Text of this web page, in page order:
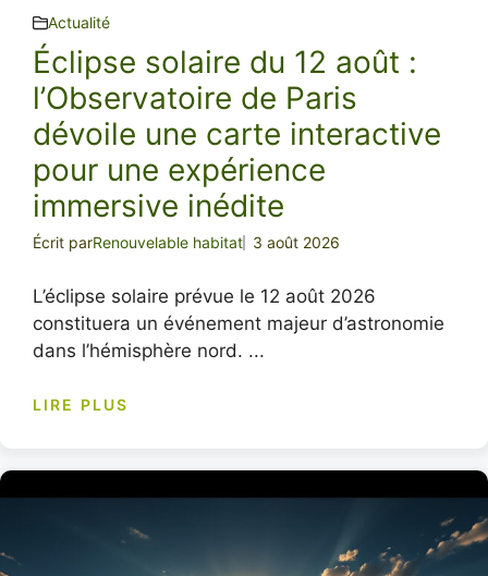
Actualité
Éclipse solaire du 12 août :
l’Observatoire de Paris
dévoile une carte interactive
pour une expérience
immersive inédite
Écrit parRenouvelable habitat 3 août 2026
L’éclipse solaire prévue le 12 août 2026
constituera un événement majeur d’astronomie
dans l’hémisphère nord. ...
LIRE PLUS